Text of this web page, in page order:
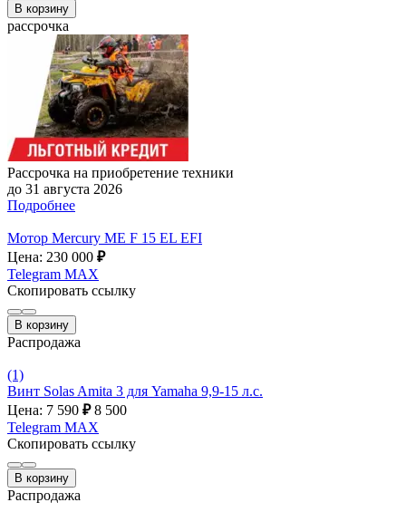
В корзину
рассрочка
Рассрочка на приобретение техники
до 31 августа 2026
Подробнее
Мотор Mercury ME F 15 EL EFI
Цена: 230 000 ₽
Telegram MAX
Скопировать ссылку
В корзину
Распродажа
(1)
Винт Solas Amita 3 для Yamaha 9,9-15 л.с.
Цена: 7 590 ₽ 8 500
Telegram MAX
Скопировать ссылку
В корзину
Распродажа